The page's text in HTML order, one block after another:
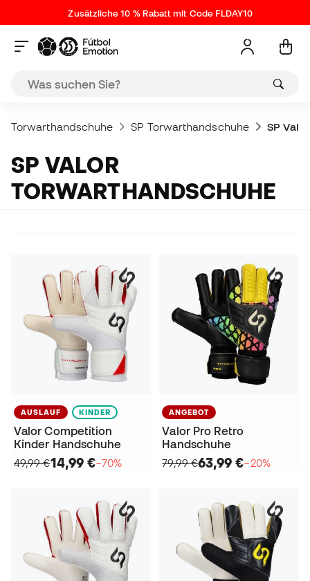
Zusätzliche 10 % Rabatt mit Code FLDAY10
Torwarthandschuhe SP Torwarthandschuhe SP
SP VALOR
TORWARTHANDSCHUHE
AUSLAUF KINDER
Valor Competition
Kinder Handschuhe
49,99 €14,99 €−70%
ANGEBOT
Valor Pro Retro
Handschuhe
79,99 €63,99 €−20%